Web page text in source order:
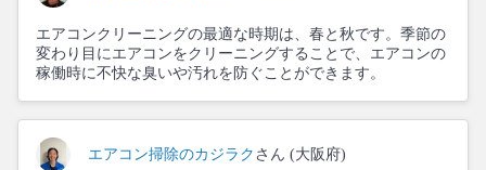
エアコンクリーニングの最適な時期は、春と秋です。季節の
変わり目にエアコンをクリーニングすることで、エアコンの
稼働時に不快な臭いや汚れを防ぐことができます。
エアコン掃除のカジラク さん (大阪府)